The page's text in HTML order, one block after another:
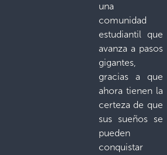
una
comunidad
estudiantil que
avanza a pasos
gigantes,
gracias a que
ahora tienen la
certeza de que
sus sueños se
pueden
conquistar